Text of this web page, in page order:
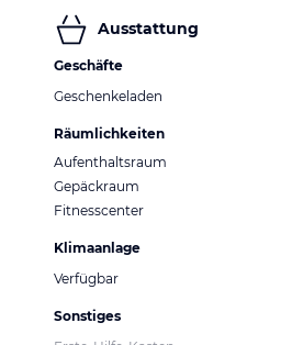
Ausstattung
Geschäfte
Geschenkeladen
Räumlichkeiten
Aufenthaltsraum
Gepäckraum
Fitnesscenter
Klimaanlage
Verfügbar
Sonstiges